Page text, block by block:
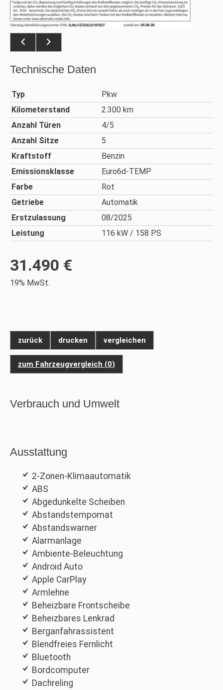
Technische Daten
Typ
Pkw
Kilometerstand
2.300 km
Anzahl Türen
4/5
Anzahl Sitze
5
Kraftstoff
Benzin
Emissionsklasse
Euro6d-TEMP
Farbe
Rot
Getriebe
Automatik
Erstzulassung
08/2025
Leistung
116 kW / 158 PS
31.490 €
19% MwSt.
zurück drucken vergleichen
zum Fahrzeugvergleich (0)
Verbrauch und Umwelt
Ausstattung
2-Zonen-Klimaautomatik
ABS
Abgedunkelte Scheiben
Abstandstempomat
Abstandswarner
Alarmanlage
Ambiente-Beleuchtung
Android Auto
Apple CarPlay
Armlehne
Beheizbare Frontscheibe
Beheizbares Lenkrad
Berganfahrassistent
Blendfreies Fernlicht
Bluetooth
Bordcomputer
Dachreling